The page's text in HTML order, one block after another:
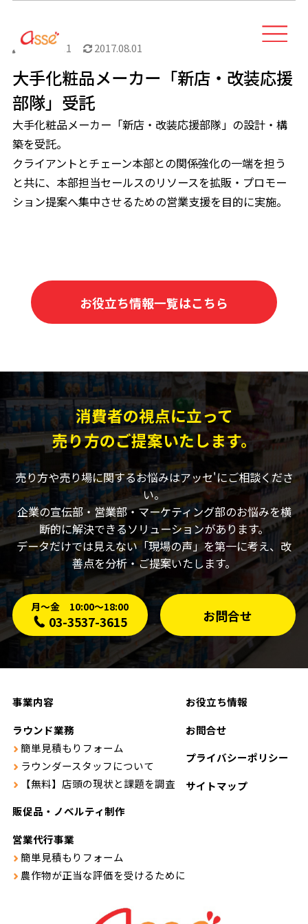
2017.07.01 2017.08.01
大手化粧品メーカー「新店・改装応援
部隊」受託
大手化粧品メーカー「新店・改装応援部隊」の設計・構
築を受託。
クライアントとチェーン本部との関係強化の一端を担う
と共に、本部担当セールスのリソースを拡販・プロモー
ション提案へ集中させるための営業支援を目的に実施。
お役立ち情報一覧はこちら
消費者の視点に立って
売り方のご提案いたします。
売り方や売り場に関するお悩みはアッセ'にご相談くださ
い。
企業の宣伝部・営業部・マーケティング部のお悩みを横
断的に解決できるソリューションがあります。
データだけでは見えない「現場の声」を第一に考え、改
善点を分析・ご提案いたします。
月〜金 10:00〜18:00
03-3537-3615 お問合せ
事業内容
ラウンド業務
簡単見積もりフォーム
ラウンダースタッフについて
【無料】店頭の現状と課題を調査
販促品・ノベルティ制作
営業代行事業
簡単見積もりフォーム
農作物が正当な評価を受けるために
お役立ち情報
お問合せ
プライバシーポリシー
サイトマップ